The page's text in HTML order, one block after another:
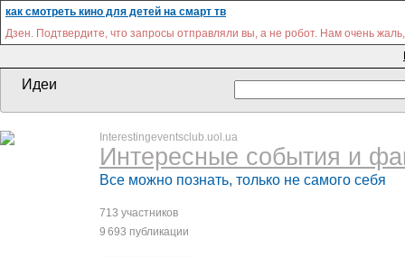
как смотреть кино для детей на смарт тв
Дзен. Подтвердите, что запросы отправляли вы, а не робот. Нам очень
Идеи
Interestingeventsclub.uol.ua
Интересные события и
Все можно познать, только не самого себя
713 участников
9 693 публикации